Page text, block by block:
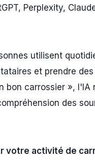
Perplexity,
utilisent
et prendre
bon carrossier », l'IA
des
votre activité de